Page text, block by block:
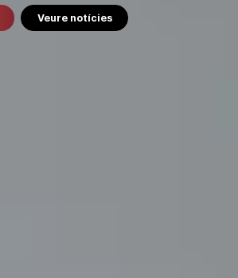
Veure notícies